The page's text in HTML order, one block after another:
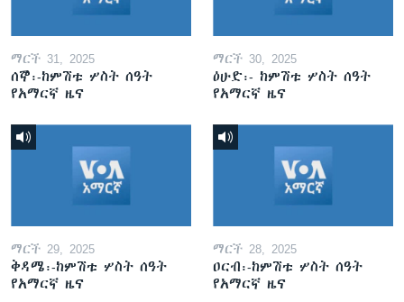
ማርች 31, 2025
ሰኞ፡-ከምሽቱ ሦስት ሰዓት
የአማርኛ ዜና
ማርች 30, 2025
ዕሁድ፡- ከምሽቱ ሦስት ሰዓት
የአማርኛ ዜና
ማርች 29, 2025
ቅዳሜ፡-ከምሽቱ ሦስት ሰዓት
የአማርኛ ዜና
ማርች 28, 2025
ዐርብ፡-ከምሽቱ ሦስት ሰዓት
የአማርኛ ዜና